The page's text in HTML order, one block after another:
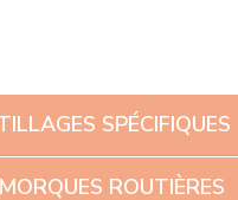
SPÉCIFIQUES
ROUTIÈRES